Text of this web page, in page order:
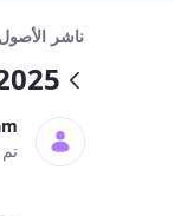
ناشر الأصول
تم